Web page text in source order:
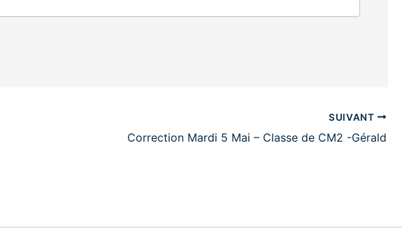
SUIVANT
Correction Mardi 5 Mai – Classe de CM2 -Gérald